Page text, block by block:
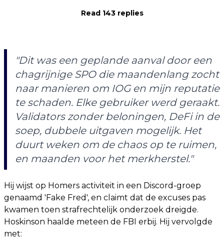
Read 143 replies
"Dit was een geplande aanval door een
chagrijnige SPO die maandenlang zocht
naar manieren om IOG en mijn reputatie
te schaden. Elke gebruiker werd geraakt.
Validators zonder beloningen, DeFi in de
soep, dubbele uitgaven mogelijk. Het
duurt weken om de chaos op te ruimen,
en maanden voor het merkherstel."
Hij wijst op Homers activiteit in een Discord-groep
genaamd 'Fake Fred', en claimt dat de excuses pas
kwamen toen strafrechtelijk onderzoek dreigde.
Hoskinson haalde meteen de FBI erbij. Hij vervolgde
met: